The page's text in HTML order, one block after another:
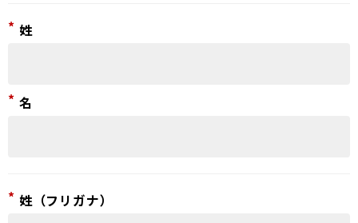
* 姓
* 名
* 姓（フリガナ）